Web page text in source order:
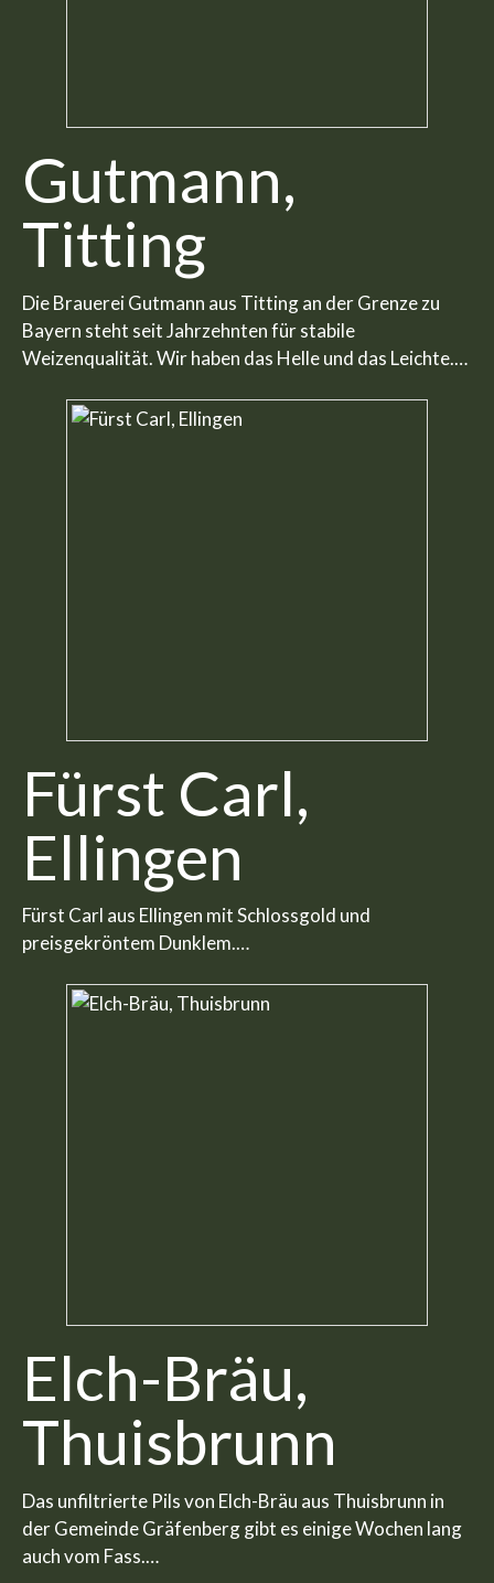
Gutmann,
Titting
Die Brauerei Gutmann aus Titting an der Grenze zu
Bayern steht seit Jahrzehnten für stabile
Weizenqualität. Wir haben das Helle und das Leichte.…
Fürst Carl,
Ellingen
Fürst Carl aus Ellingen mit Schlossgold und
preisgekröntem Dunklem.…
Elch-Bräu,
Thuisbrunn
Das unfiltrierte Pils von Elch-Bräu aus Thuisbrunn in
der Gemeinde Gräfenberg gibt es einige Wochen lang
auch vom Fass.…